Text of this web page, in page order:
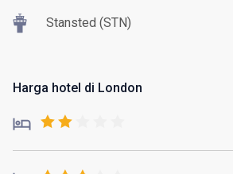
Stansted (STN)
Harga hotel di London